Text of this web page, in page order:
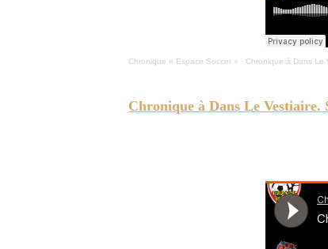
Chronique « Espace Soccer » · Chronique à Dans Le
Chronique à Dans Le